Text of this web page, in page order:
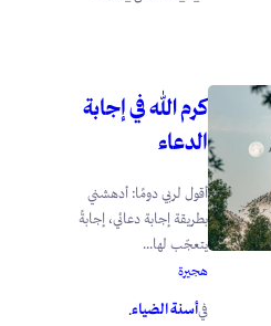
كرم الله في إجابة
الدعاء
أقول لربي دومًا: أدهشني
بطريقة إجابة دعائي، إجابةً
يتعجّب لها...
هجيرة
فيأسنة الضياء.